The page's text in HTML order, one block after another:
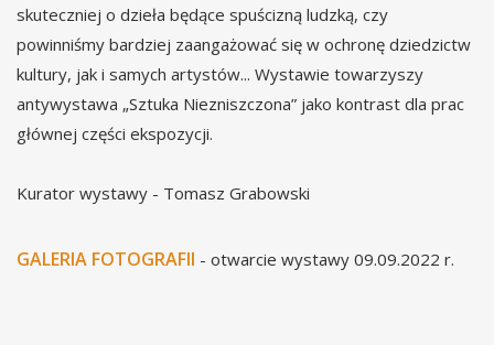
skuteczniej o dzieła będące spuścizną ludzką, czy
powinniśmy bardziej zaangażować się w ochronę dziedzictw
kultury, jak i samych artystów... Wystawie towarzyszy
antywystawa „Sztuka Niezniszczona” jako kontrast dla prac
głównej części ekspozycji.
Kurator wystawy - Tomasz Grabowski
GALERIA FOTOGRAFII - otwarcie wystawy 09.09.2022 r.